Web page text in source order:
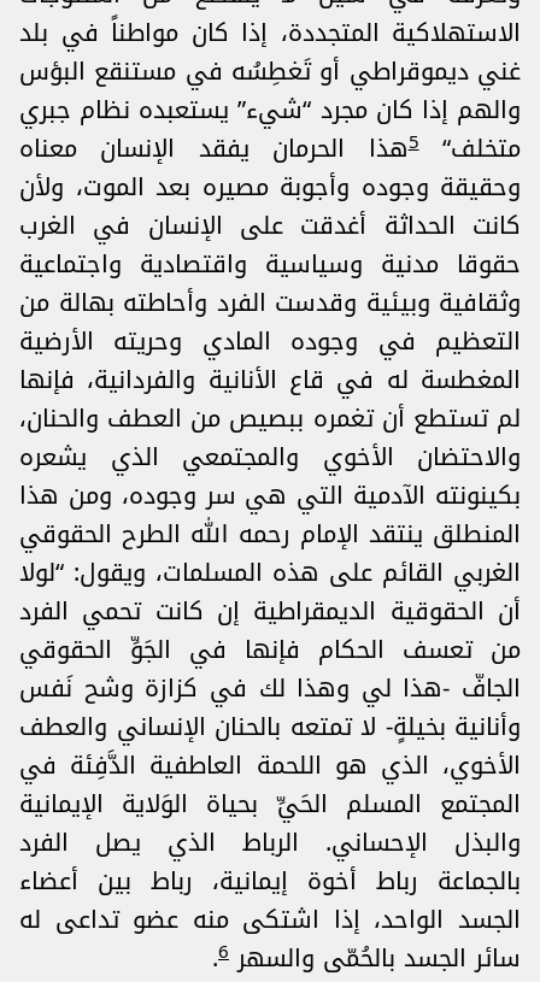
الاستهلاكية المتجددة، إذا كان مواطناً في بلد
غني ديموقراطي أو تَغطِسُه في مستنقع البؤس
والهم إذا كان مجرد “شيء” يستعبده نظام جبري
متخلف“5هذا الحرمان يفقد الإنسان معناه
وحقيقة وجوده وأجوبة مصيره بعد الموت، ولأن
كانت الحداثة أغدقت على الإنسان في الغرب
حقوقا مدنية وسياسية واقتصادية واجتماعية
وثقافية وبيئية وقدست الفرد وأحاطته بهالة من
التعظيم في وجوده المادي وحريته الأرضية
المغطسة له في قاع الأنانية والفردانية، فإنها
لم تستطع أن تغمره ببصيص من العطف والحنان،
والاحتضان الأخوي والمجتمعي الذي يشعره
بكينونته الآدمية التي هي سر وجوده، ومن هذا
المنطلق ينتقد الإمام رحمه الله الطرح الحقوقي
الغربي القائم على هذه المسلمات، ويقول: “لولا
أن الحقوقية الديمقراطية إن كانت تحمي الفرد
من تعسف الحكام فإنها في الجَوِّ الحقوقي
الجافّ -هذا لي وهذا لك في كزازة وشح نَفس
وأنانية بخيلةٍ- لا تمتعه بالحنان الإنساني والعطف
الأخوي، الذي هو اللحمة العاطفية الدَّفِئة في
المجتمع المسلم الحَيِّ بحياة الوَلاية الإيمانية
والبذل الإحساني. الرباط الذي يصل الفرد
بالجماعة رباط أخوة إيمانية، رباط بين أعضاء
الجسد الواحد، إذا اشتكى منه عضو تداعى له
سائر الجسد بالحُمّى والسهر 6
.